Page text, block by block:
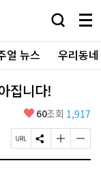
검
창
열
기
메
뉴
전
체
보
얼 뉴스 우리동
집니다!
좋
요
60조회 1,917
페
이
S
N
글
자
글
자